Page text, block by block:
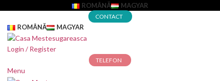
ROMÂNĂ MAGYAR
CONTACT
ROMÂNĂ MAGYAR
Login / Register
TELEFON
Menu